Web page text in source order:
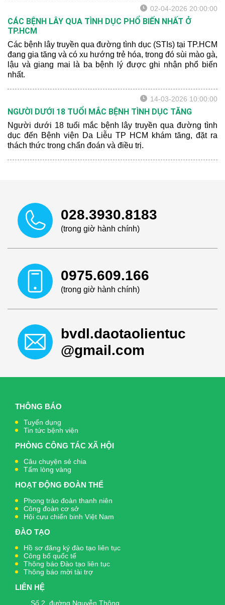
02-04-2026 20:00:00
CÁC BỆNH LÂY QUA TÌNH DỤC PHỔ BIẾN NHẤT Ở
TP.HCM
Các bệnh lây truyền qua đường tình dục (STIs) tại TP.HCM
đang gia tăng và có xu hướng trẻ hóa, trong đó sùi mào gà,
lậu và giang mai là ba bệnh lý được ghi nhận phổ biến
nhất.
14-03-2026 10:00:00
NGƯỜI DƯỚI 18 TUỔI MẮC BỆNH TÌNH DỤC TĂNG
Người dưới 18 tuổi mắc bệnh lây truyền qua đường tình
dục đến Bệnh viện Da Liễu TP HCM khám tăng, đặt ra
thách thức trong chẩn đoán và điều trị.
028.3930.8183
(trong giờ hành chính)
0975.609.166
(trong giờ hành chính)
bvdl.daotaolientuc
@gmail.com
THÔNG BÁO
Tuyển dụng
Tin tức bệnh viện
PHÒNG CÔNG TÁC XÃ HỘI
Câu chuyện sẻ chia
Tấm lòng vàng
HOẠT ĐỘNG ĐOÀN THỂ
Phong trào đoàn thanh niên
Công đoàn cơ sở
Hội cựu chiến binh Việt Nam
ĐÀO TẠO
Hồ sơ đăng ký đào tạo liên tục
Công bố quốc tế
Thông báo Đào tạo liên tục
Thông báo mời tài trợ
LIÊN HỆ
Số 2, đường Nguyễn Thông,